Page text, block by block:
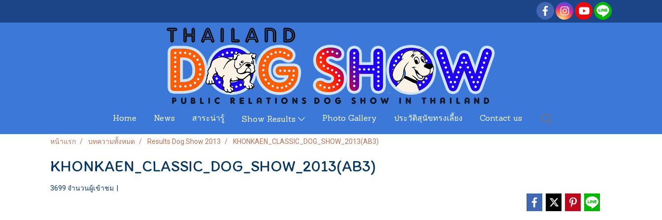
Home News สาระน่ารู้ Show Results Photo Gallery ประวัติสุนัขทรงเลี้ยง Contact us
หน้าแรก บทความทั้งหมด Results Dog Show 2013 KHONKAEN_CLASSIC_DOG_SHOW_2013(AB3)
KHONKAEN_CLASSIC_DOG_SHOW_2013(AB3)
3699 จำนวนผู้เข้าชม |